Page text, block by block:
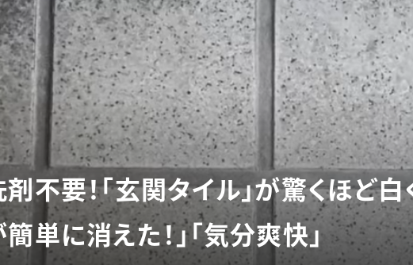
不要！「玄関タイル」が驚くほど
単に消えた！」「気分爽快」